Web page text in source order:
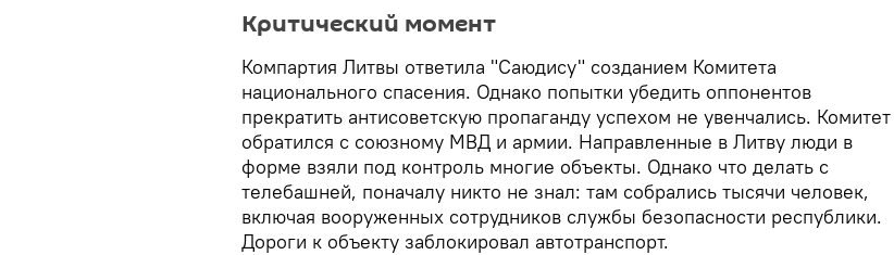
Критический момент
Компартия Литвы ответила "Саюдису" созданием Комитета
национального спасения. Однако попытки убедить оппонентов
прекратить антисоветскую пропаганду успехом не увенчались. Комитет
обратился с союзному МВД и армии. Направленные в Литву люди в
форме взяли под контроль многие объекты. Однако что делать с
телебашней, поначалу никто не знал: там собрались тысячи человек,
включая вооруженных сотрудников службы безопасности республики.
Дороги к объекту заблокировал автотранспорт.